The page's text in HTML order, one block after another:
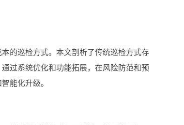
的巡检方式。本文剖析了传统巡检方式存
过系统优化和功能拓展，在风险防范和预
能化升级。